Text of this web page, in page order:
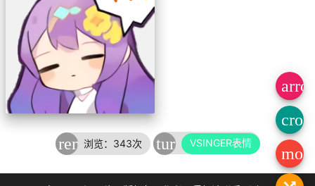
remove_red_eye
浏览：343次 turned_inVSINGER表情